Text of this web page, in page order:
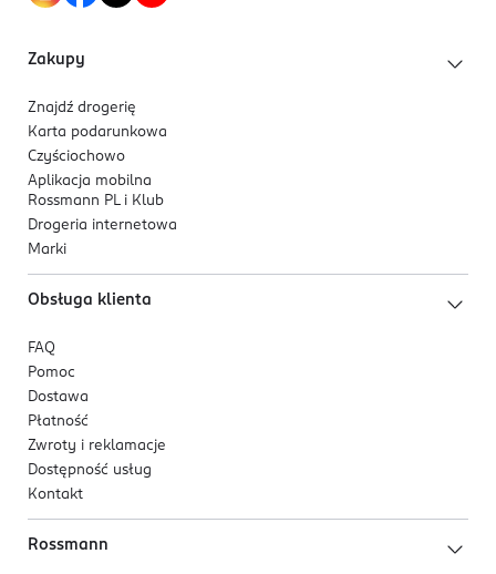
Zakupy
Znajdź drogerię
Karta podarunkowa
Czyściochowo
Aplikacja mobilna
Rossmann PL i Klub
Drogeria internetowa
Marki
Obsługa klienta
FAQ
Pomoc
Dostawa
Płatność
Zwroty i reklamacje
Dostępność usług
Kontakt
Rossmann